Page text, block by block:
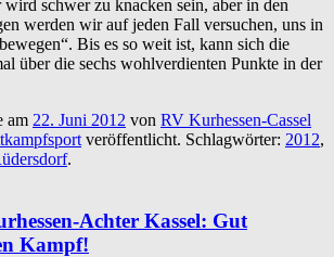
schwer zu knacken sein, aber in den
werden wir auf jeden Fall versuchen, uns in
Bis es so weit ist, kann sich die
über die sechs wohlverdienten Punkte in der
am 22. Juni 2012 von RV Kurhessen-Cassel
veröffentlicht. Schlagwörter: 2012,
.
Achter Kassel: Gut
Kampf!